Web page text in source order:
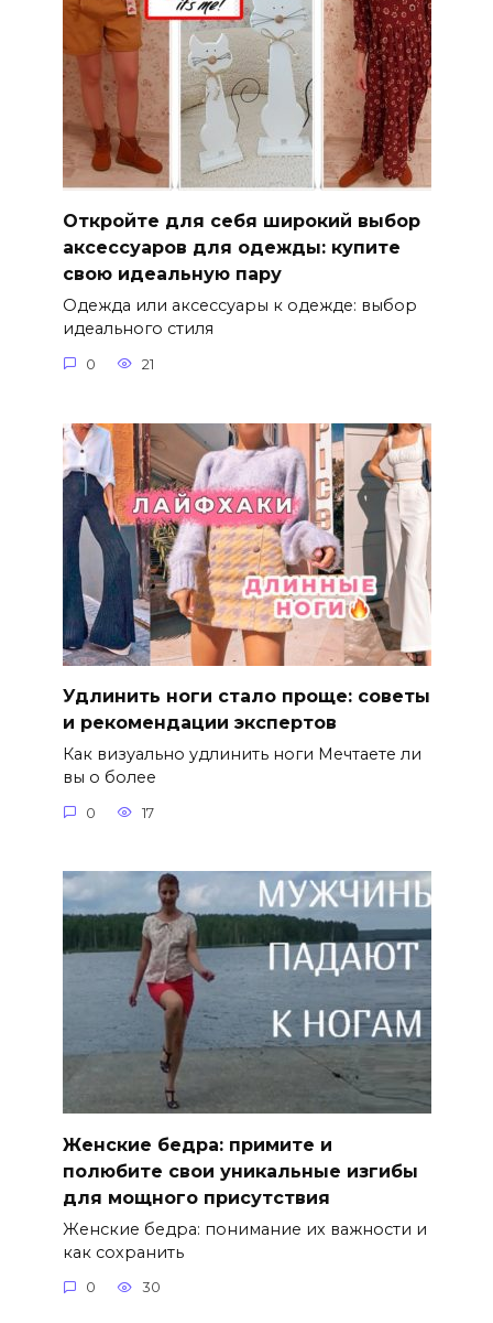
Откройте для себя широкий выбор
аксессуаров для одежды: купите
свою идеальную пару
Одежда или аксессуары к одежде: выбор
идеального стиля
0 21
Удлинить ноги стало проще: советы
и рекомендации экспертов
Как визуально удлинить ноги Мечтаете ли
вы о более
0 17
Женские бедра: примите и
полюбите свои уникальные изгибы
для мощного присутствия
Женские бедра: понимание их важности и
как сохранить
0 30